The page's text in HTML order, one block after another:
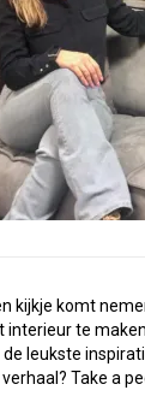
kijkje komt
interieur te
leukste
Take a